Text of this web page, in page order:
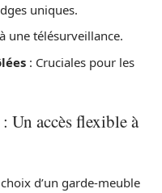
uniques.
une télésurveillance.
: Cruciales pour les
Un accès flexible à
d’un garde-meuble